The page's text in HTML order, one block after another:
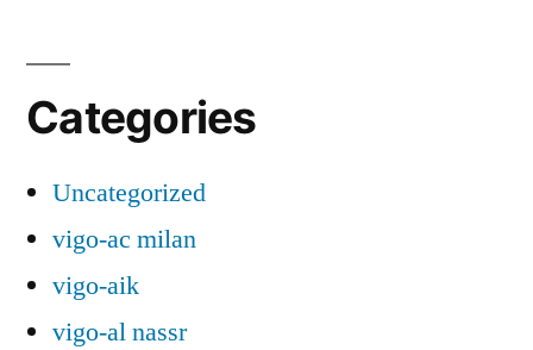
Categories
Uncategorized
vigo-ac milan
vigo-aik
vigo-al nassr